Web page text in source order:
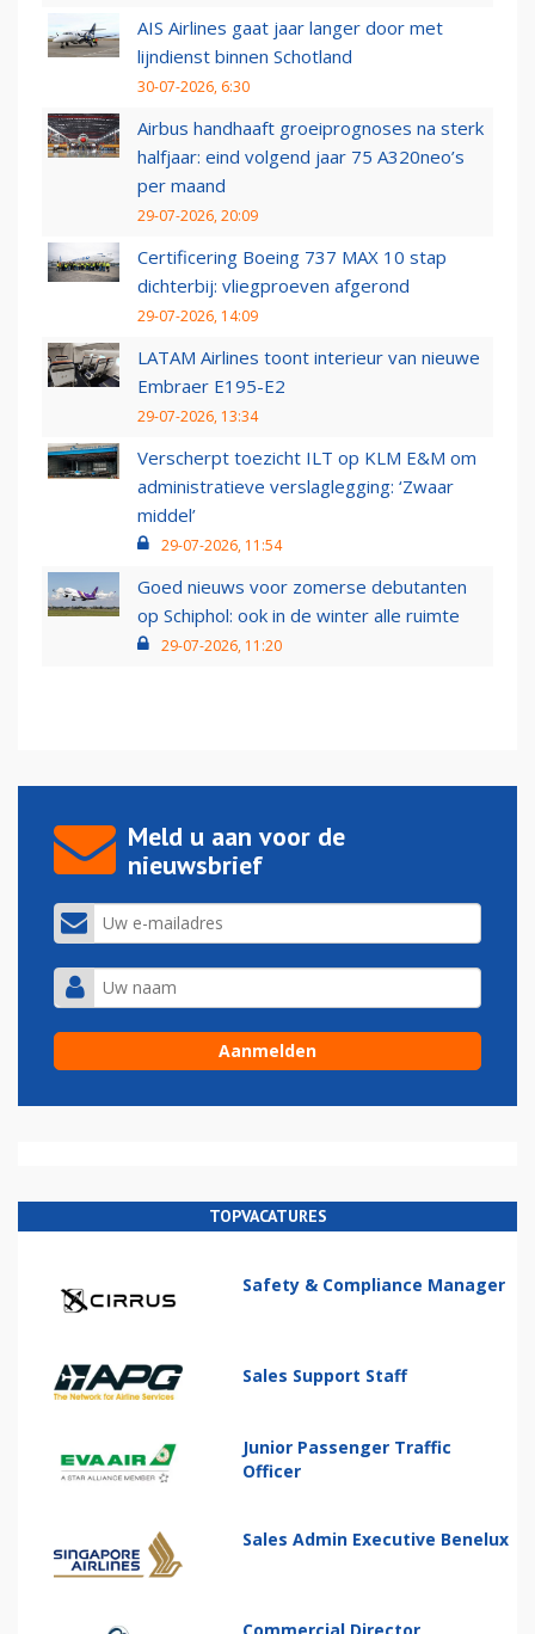
AIS Airlines gaat jaar langer door met
lijndienst binnen Schotland
30-07-2026, 6:30
Airbus handhaaft groeiprognoses na sterk
halfjaar: eind volgend jaar 75 A320neo’s
per maand
29-07-2026, 20:09
Certificering Boeing 737 MAX 10 stap
dichterbij: vliegproeven afgerond
29-07-2026, 14:09
LATAM Airlines toont interieur van nieuwe
Embraer E195-E2
29-07-2026, 13:34
Verscherpt toezicht ILT op KLM E&M om
administratieve verslaglegging: ‘Zwaar
middel’
29-07-2026, 11:54
Goed nieuws voor zomerse debutanten
op Schiphol: ook in de winter alle ruimte
29-07-2026, 11:20
Meld u aan voor de
nieuwsbrief
TOPVACATURES
Safety & Compliance Manager
Sales Support Staff
Junior Passenger Traffic
Officer
Sales Admin Executive Benelux